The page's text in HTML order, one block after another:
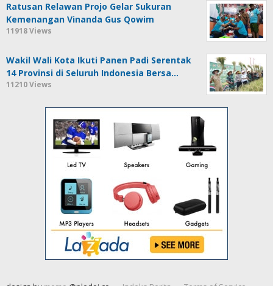
Ratusan Relawan Projo Gelar Sukuran
Kemenangan Vinanda Gus Qowim
11918 Views
Wakil Wali Kota Ikuti Panen Padi Serentak
14 Provinsi di Seluruh Indonesia Bersa…
11210 Views